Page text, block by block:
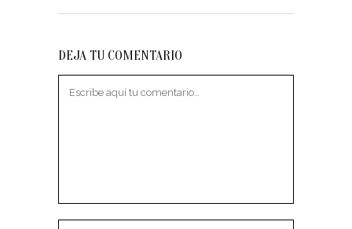
DEJA TU COMENTARIO